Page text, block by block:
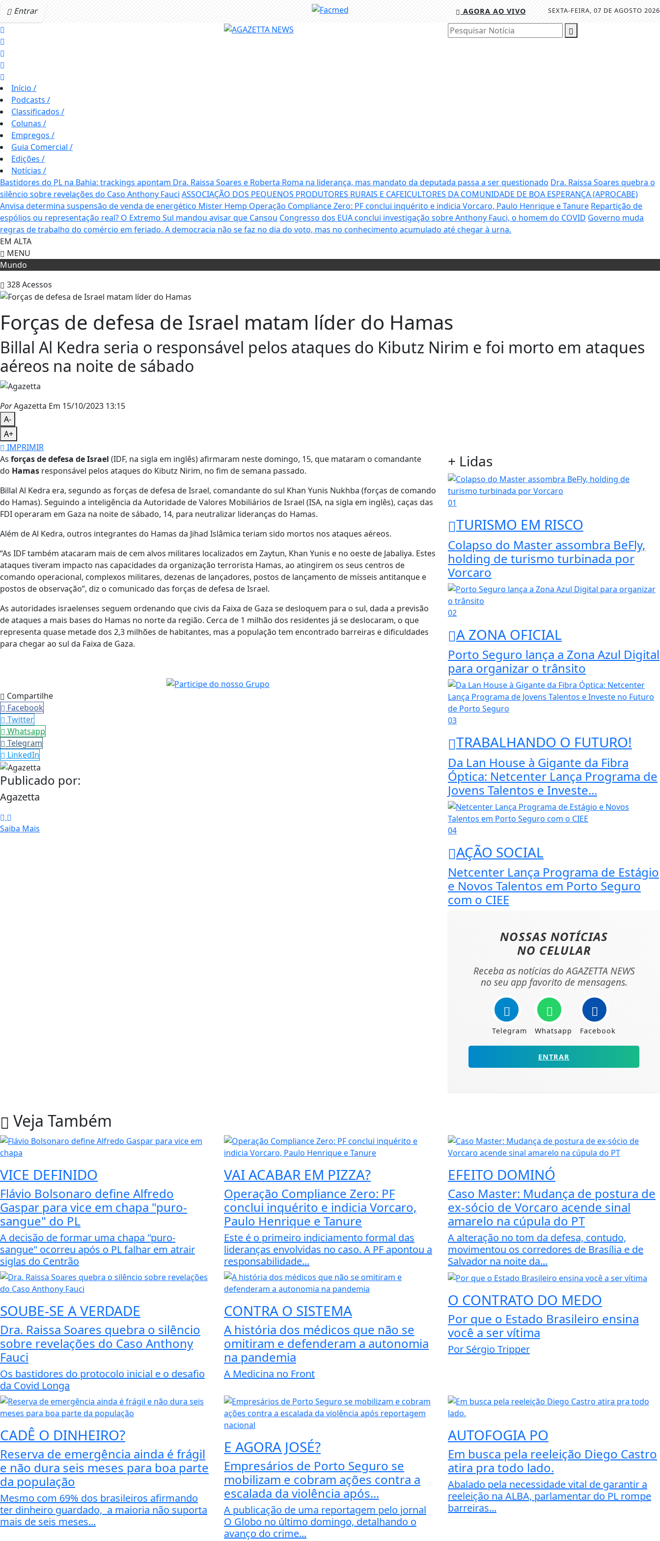
Entrar SEXTA-FEIRA, 07 DE AGOSTO 2026
AGORA AO VIVO
Pesquisar Notícia
Início /
Podcasts /
Classificados /
Colunas /
Empregos /
Guia Comercial /
Edições /
Notícias /
Bastidores do PL na Bahia: trackings apontam Dra. Raissa Soares e Roberta Roma na liderança, mas mandato da deputada passa a ser questionado Dra. Raissa Soares quebra o
silêncio sobre revelações do Caso Anthony Fauci ASSOCIAÇÃO DOS PEQUENOS PRODUTORES RURAIS E CAFEICULTORES DA COMUNIDADE DE BOA ESPERANÇA (APROCABE)
Anvisa determina suspensão de venda de energético Mister Hemp Operação Compliance Zero: PF conclui inquérito e indicia Vorcaro, Paulo Henrique e Tanure Repartição de
espólios ou representação real? O Extremo Sul mandou avisar que Cansou Congresso dos EUA conclui investigação sobre Anthony Fauci, o homem do COVID Governo muda
regras de trabalho do comércio em feriado. A democracia não se faz no dia do voto, mas no conhecimento acumulado até chegar à urna.
EM ALTA
MENU
Mundo
328Acessos
Forças de defesa de Israel matam líder do Hamas
Billal Al Kedra seria o responsável pelos ataques do Kibutz Nirim e foi morto em ataques
aéreos na noite de sábado
PorAgazetta Em 15/10/2023 13:15
A-
A+
IMPRIMIR
As forças de defesa de Israel (IDF, na sigla em inglês) afirmaram neste domingo, 15, que mataram o comandante
do Hamas responsável pelos ataques do Kibutz Nirim, no fim de semana passado.
Billal Al Kedra era, segundo as forças de defesa de Israel, comandante do sul Khan Yunis Nukhba (forças de comando
do Hamas). Seguindo a inteligência da Autoridade de Valores Mobiliários de Israel (ISA, na sigla em inglês), caças das
FDI operaram em Gaza na noite de sábado, 14, para neutralizar lideranças do Hamas.
Além de Al Kedra, outros integrantes do Hamas da Jihad Islâmica teriam sido mortos nos ataques aéreos.
“As IDF também atacaram mais de cem alvos militares localizados em Zaytun, Khan Yunis e no oeste de Jabaliya. Estes
ataques tiveram impacto nas capacidades da organização terrorista Hamas, ao atingirem os seus centros de
comando operacional, complexos militares, dezenas de lançadores, postos de lançamento de mísseis antitanque e
postos de observação”, diz o comunicado das forças de defesa de Israel.
As autoridades israelenses seguem ordenando que civis da Faixa de Gaza se desloquem para o sul, dada a previsão
de ataques a mais bases do Hamas no norte da região. Cerca de 1 milhão dos residentes já se deslocaram, o que
representa quase metade dos 2,3 milhões de habitantes, mas a população tem encontrado barreiras e dificuldades
para chegar ao sul da Faixa de Gaza.
Compartilhe
Facebook
Twitter
Whatsapp
Telegram
LinkedIn
Publicado por:
Agazetta
Saiba Mais
+ Lidas
01
TURISMO EM RISCO
Colapso do Master assombra BeFly,
holding de turismo turbinada por
Vorcaro
02
A ZONA OFICIAL
Porto Seguro lança a Zona Azul Digital
para organizar o trânsito
03
TRABALHANDO O FUTURO!
Da Lan House à Gigante da Fibra
Óptica: Netcenter Lança Programa de
Jovens Talentos e Investe...
04
AÇÃO SOCIAL
Netcenter Lança Programa de Estágio
e Novos Talentos em Porto Seguro
com o CIEE
NOSSAS NOTÍCIAS
NO CELULAR
Receba as notícias do AGAZETTA NEWS
no seu app favorito de mensagens.
Telegram Whatsapp Facebook
ENTRAR
Veja Também
VICE DEFINIDO
Flávio Bolsonaro define Alfredo
Gaspar para vice em chapa "puro-
sangue" do PL
A decisão de formar uma chapa "puro-
sangue" ocorreu após o PL falhar em atrair
siglas do Centrão
VAI ACABAR EM PIZZA?
Operação Compliance Zero: PF
conclui inquérito e indicia Vorcaro,
Paulo Henrique e Tanure
Este é o primeiro indiciamento formal das
lideranças envolvidas no caso. A PF apontou a
responsabilidade...
EFEITO DOMINÓ
Caso Master: Mudança de postura de
ex-sócio de Vorcaro acende sinal
amarelo na cúpula do PT
A alteração no tom da defesa, contudo,
movimentou os corredores de Brasília e de
Salvador na noite da...
SOUBE-SE A VERDADE
Dra. Raissa Soares quebra o silêncio
sobre revelações do Caso Anthony
Fauci
Os bastidores do protocolo inicial e o desafio
da Covid Longa
CONTRA O SISTEMA
A história dos médicos que não se
omitiram e defenderam a autonomia
na pandemia
A Medicina no Front
O CONTRATO DO MEDO
Por que o Estado Brasileiro ensina
você a ser vítima
Por Sérgio Tripper
CADÊ O DINHEIRO?
Reserva de emergência ainda é frágil
e não dura seis meses para boa parte
da população
Mesmo com 69% dos brasileiros afirmando
ter dinheiro guardado, a maioria não suporta
mais de seis meses...
E AGORA JOSÉ?
Empresários de Porto Seguro se
mobilizam e cobram ações contra a
escalada da violência após...
A publicação de uma reportagem pelo jornal
O Globo no último domingo, detalhando o
avanço do crime...
AUTOFOGIA PO
Em busca pela reeleição Diego Castro
atira pra todo lado.
Abalado pela necessidade vital de garantir a
reeleição na ALBA, parlamentar do PL rompe
barreiras...